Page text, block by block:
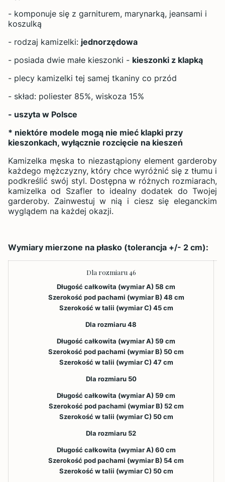
- komponuje się z garniturem, marynarką, jeansami i
koszulką
- rodzaj kamizelki: jednorzędowa
- posiada dwie małe kieszonki - kieszonki z klapką
- plecy kamizelki tej samej tkaniny co przód
- skład: poliester 85%, wiskoza 15%
- uszyta w Polsce
* niektóre modele mogą nie mieć klapki przy
kieszonkach, wyłącznie rozcięcie na kieszeń
Kamizelka męska to niezastąpiony element garderoby
każdego mężczyzny, który chce wyróżnić się z tłumu i
podkreślić swój styl. Dostępna w różnych rozmiarach,
kamizelka od Szafler to idealny dodatek do Twojej
garderoby. Zainwestuj w nią i ciesz się eleganckim
wyglądem na każdej okazji.
Wymiary mierzone na płasko (tolerancja +/- 2 cm):
Dla rozmiaru 46
Długość całkowita (wymiar A) 58 cm
Szerokość pod pachami (wymiar B) 48 cm
Szerokość w talii (wymiar C) 45 cm
Dla rozmiaru 48
Długość całkowita (wymiar A) 59 cm
Szerokość pod pachami (wymiar B) 50 cm
Szerokość w talii (wymiar C) 47 cm
Dla rozmiaru 50
Długość całkowita (wymiar A) 59 cm
Szerokość pod pachami (wymiar B) 52 cm
Szerokość w talii (wymiar C) 50 cm
Dla rozmiaru 52
Długość całkowita (wymiar A) 60 cm
Szerokość pod pachami (wymiar B) 54 cm
Szerokość w talii (wymiar C) 50 cm